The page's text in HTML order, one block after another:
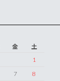
金
土
1
7
8